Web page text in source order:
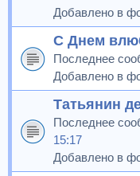
Добавлено в
С Днем
Последнее
Добавлено в
Татьянин
Последнее
15:17
Добавлено в